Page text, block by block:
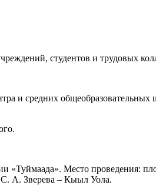
студентов и трудовых
и средних общеобразовательных
«Туймаада». Место проведения:
А. Зверева – Кыыл Уола.